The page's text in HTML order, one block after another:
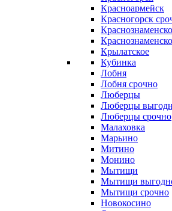
Красноармейск
Красногорск
Крылатское
Кубинка
Лобня
Лобня срочно
Люберцы
Люберцы
Люберцы срочно
Малаховка
Марьино
Митино
Монино
Мытищи
Мытищи
Мытищи срочно
Новокосино